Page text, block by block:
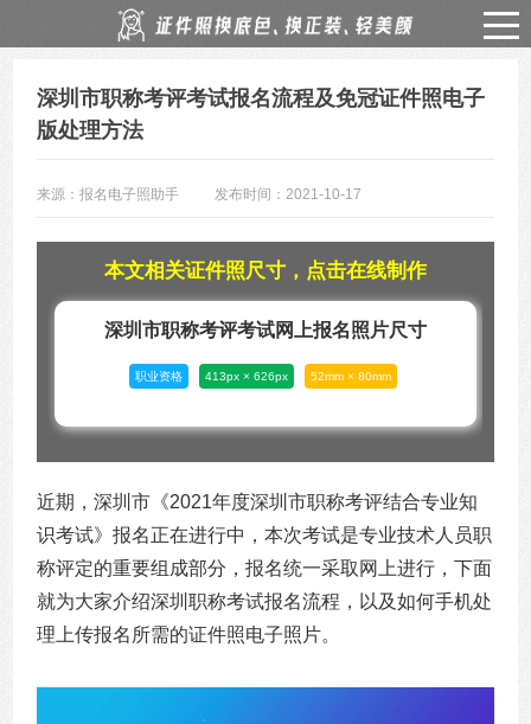
深圳市职称考评考试报名流程及免冠证件照电子
版处理方法
来源：报名电子照助手 发布时间：2021-10-17
本文相关证件照尺寸，点击在线制作
深圳市职称考评考试网上报名照片尺寸
职业资格 413px × 626px 52mm × 80mm
近期，深圳市《2021年度深圳市职称考评结合专业知
识考试》报名正在进行中，本次考试是专业技术人员职
称评定的重要组成部分，报名统一采取网上进行，下面
就为大家介绍深圳职称考试报名流程，以及如何手机处
理上传报名所需的证件照电子照片。